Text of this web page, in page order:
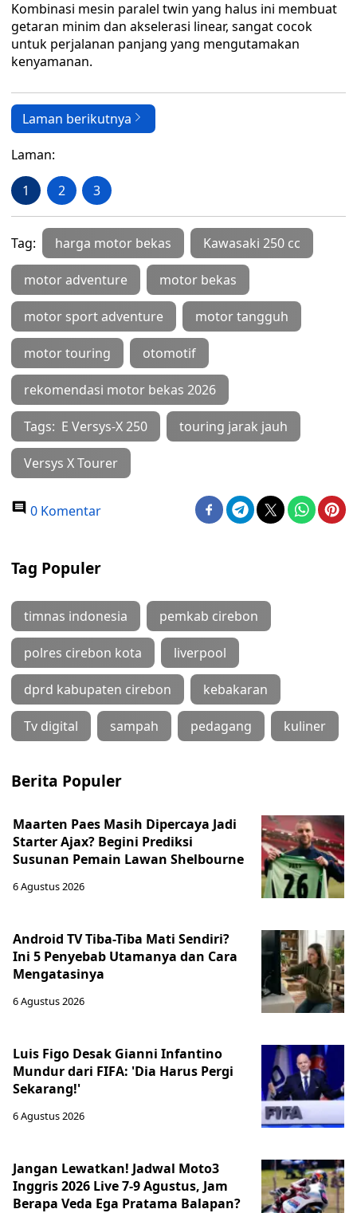
Kombinasi mesin paralel twin yang halus ini membuat
getaran minim dan akselerasi linear, sangat cocok
untuk perjalanan panjang yang mengutamakan
kenyamanan.
Laman berikutnya
Laman:
1 2 3
Tag: harga motor bekas Kawasaki 250 cc
motor adventure motor bekas
motor sport adventure motor tangguh
motor touring otomotif
rekomendasi motor bekas 2026
Tags: E Versys-X 250 touring jarak jauh
Versys X Tourer
0 Komentar
Tag Populer
timnas indonesia pemkab cirebon
polres cirebon kota liverpool
dprd kabupaten cirebon kebakaran
Tv digital sampah pedagang kuliner
Berita Populer
Maarten Paes Masih Dipercaya Jadi
Starter Ajax? Begini Prediksi
Susunan Pemain Lawan Shelbourne
6 Agustus 2026
Android TV Tiba-Tiba Mati Sendiri?
Ini 5 Penyebab Utamanya dan Cara
Mengatasinya
6 Agustus 2026
Luis Figo Desak Gianni Infantino
Mundur dari FIFA: 'Dia Harus Pergi
Sekarang!'
6 Agustus 2026
Jangan Lewatkan! Jadwal Moto3
Inggris 2026 Live 7-9 Agustus, Jam
Berapa Veda Ega Pratama Balapan?